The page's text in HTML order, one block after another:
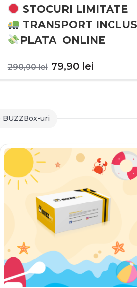
STOCURI LIMITATE
TRANSPORT INCLUS
PLATA ONLINE
290,00lei Prețul
inițial
79,90 leiPrețul
curent
BUZZBox-uri